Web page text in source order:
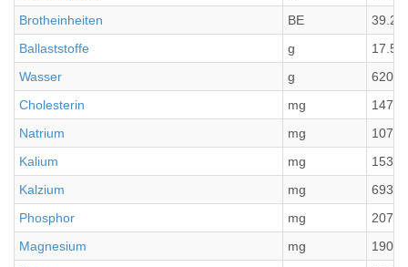
Brotheinheiten
BE
39.28
Ballaststoffe
g
17.5
Wasser
g
Cholesterin
mg
1477
Natrium
mg
Kalium
mg
Kalzium
mg
Phosphor
mg
Magnesium
mg